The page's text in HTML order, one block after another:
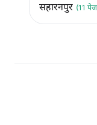
सहारनपुर (11